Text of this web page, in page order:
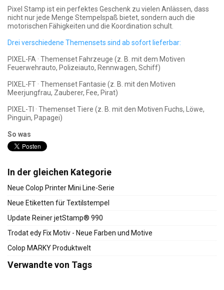
Pixel Stamp ist ein perfektes Geschenk zu vielen Anlässen, dass
nicht nur jede Menge Stempelspaß bietet, sondern auch die
motorischen Fähigkeiten und die Koordination schult.
Drei verschiedene Themensets sind ab sofort lieferbar:
PIXEL-FA · Themenset Fahrzeuge (z. B. mit dem Motiven
Feuerwehrauto, Polizeiauto, Rennwagen, Schiff)
PIXEL-FT · Themenset Fantasie (z. B. mit den Motiven
Meerjungfrau, Zauberer, Fee, Pirat)
PIXEL-TI · Themenset Tiere (z. B. mit den Motiven Fuchs, Löwe,
Pinguin, Papagei)
So was
In der gleichen Kategorie
Neue Colop Printer Mini Line-Serie
Neue Etiketten für Textilstempel
Update Reiner jetStamp® 990
Trodat edy Fix Motiv - Neue Farben und Motive
Colop MARKY Produktwelt
Verwandte von Tags